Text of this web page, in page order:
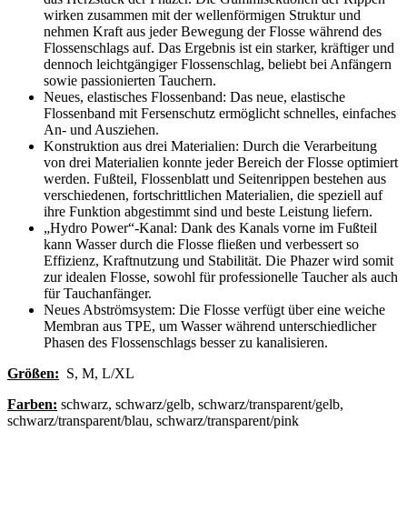
wirken zusammen mit der wellenförmigen Struktur und
nehmen Kraft aus jeder Bewegung der Flosse während des
Flossenschlags auf. Das Ergebnis ist ein starker, kräftiger und
dennoch leichtgängiger Flossenschlag, beliebt bei Anfängern
sowie passionierten Tauchern.
Neues, elastisches Flossenband: Das neue, elastische
Flossenband mit Fersenschutz ermöglicht schnelles, einfaches
An- und Ausziehen.
Konstruktion aus drei Materialien: Durch die Verarbeitung
von drei Materialien konnte jeder Bereich der Flosse optimiert
werden. Fußteil, Flossenblatt und Seitenrippen bestehen aus
verschiedenen, fortschrittlichen Materialien, die speziell auf
ihre Funktion abgestimmt sind und beste Leistung liefern.
„Hydro Power“-Kanal: Dank des Kanals vorne im Fußteil
kann Wasser durch die Flosse fließen und verbessert so
Effizienz, Kraftnutzung und Stabilität. Die Phazer wird somit
zur idealen Flosse, sowohl für professionelle Taucher als auch
für Tauchanfänger.
Neues Abströmsystem: Die Flosse verfügt über eine weiche
Membran aus TPE, um Wasser während unterschiedlicher
Phasen des Flossenschlags besser zu kanalisieren.
Größen: S, M, L/XL
Farben: schwarz, schwarz/gelb, schwarz/transparent/gelb,
schwarz/transparent/blau, schwarz/transparent/pink